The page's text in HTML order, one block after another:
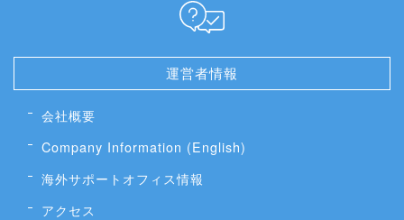
運営者情報
会社概要
Company Information (English)
海外サポートオフィス情報
アクセス